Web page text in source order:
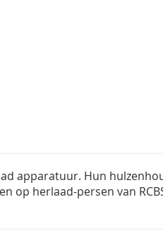
apparatuur. Hun
op herlaad-persen van